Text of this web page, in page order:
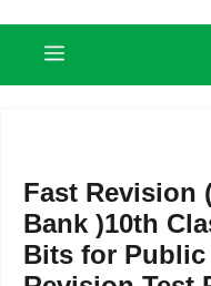
Menu
Fast Revision
Bank )10th
Bits for Public